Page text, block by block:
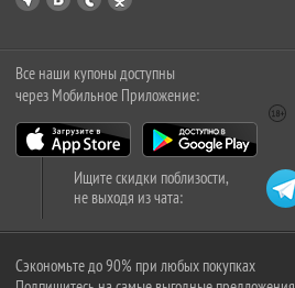
Все наши купоны доступны
через Мобильное Приложение:
Ищите скидки поблизости,
не выходя из чата:
Сэкономьте до 90% при любых покупках